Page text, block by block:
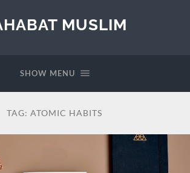
MUSLIM
SHOW MENU
TAG: ATOMIC HABITS